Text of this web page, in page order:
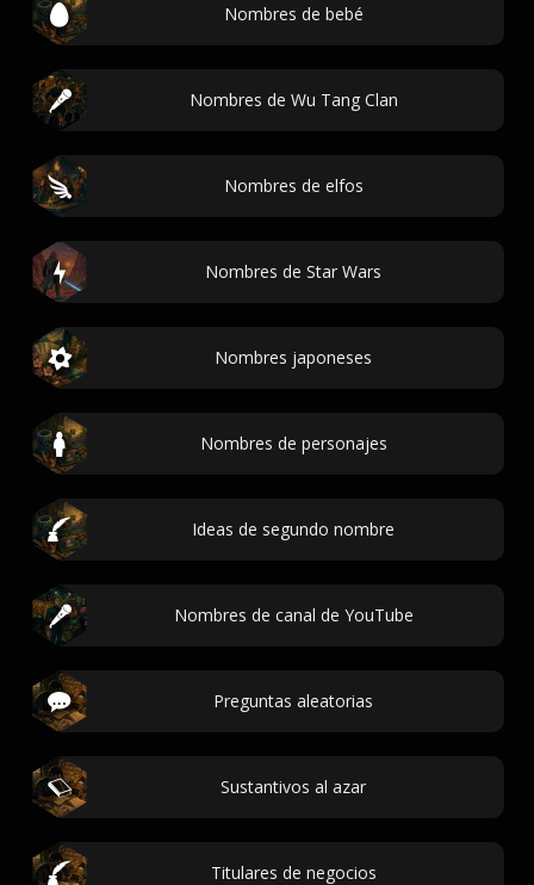
Nombres de bebé
Nombres de Wu Tang Clan
Nombres de elfos
Nombres de Star Wars
Nombres japoneses
Nombres de personajes
Ideas de segundo nombre
Nombres de canal de YouTube
Preguntas aleatorias
Sustantivos al azar
Titulares de negocios